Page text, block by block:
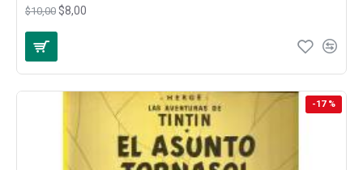
$10,00 $8,00
-17 %